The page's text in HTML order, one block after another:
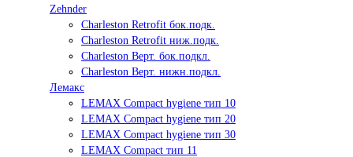
Zehnder
Charleston Retrofit бок.подк.
Charleston Retrofit ниж.подк.
Charleston Верт. бок.подкл.
Charleston Верт. нижн.подкл.
Лемакс
LEMAX Compact hygiene тип 10
LEMAX Compact hygiene тип 20
LEMAX Compact hygiene тип 30
LEMAX Compact тип 11